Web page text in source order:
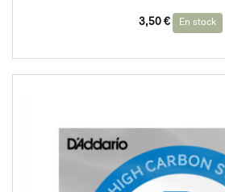
3,50 € En stock